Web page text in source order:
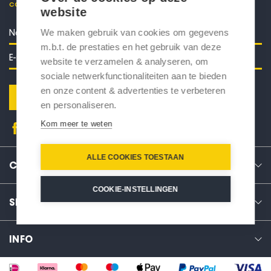
code voor 10% korting in je mailbox.
Verstuur
CONTACT
SERVICE
INFO
website
We maken gebruik van cookies om gegevens
m.b.t. de prestaties en het gebruik van deze
website te verzamelen & analyseren, om
sociale netwerkfunctionaliteiten aan te bieden
en onze content & advertenties te verbeteren
en personaliseren.
Kom meer te weten
ALLE COOKIES TOESTAAN
COOKIE-INSTELLINGEN